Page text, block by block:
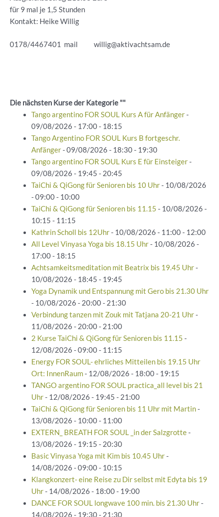
für 9 mal je 1,5 Stunden
Kontakt: Heike Willig
0178/4467401 mail willig@aktivachtsam.de
Die nächsten Kurse der Kategorie ""
Tango argentino FOR SOUL Kurs A für Anfänger-
09/08/2026 - 17:00 - 18:15
Tango Argentino FOR SOUL Kurs B fortgeschr.
Anfänger- 09/08/2026 - 18:30 - 19:30
Tango argentino FOR SOUL Kurs E für Einsteiger-
09/08/2026 - 19:45 - 20:45
TaiChi & QiGong für Senioren bis 10 Uhr- 10/08/2026
- 09:00 - 10:00
TaiChi & QiGong für Senioren bis 11.15 - 10/08/2026 -
10:15 - 11:15
Kathrin Scholl bis 12Uhr- 10/08/2026 - 11:00 - 12:00
All Level Vinyasa Yoga bis 18.15 Uhr- 10/08/2026 -
17:00 - 18:15
Achtsamkeitsmeditation mit Beatrix bis 19.45 Uhr-
10/08/2026 - 18:45 - 19:45
Yoga Dynamik und Entspannung mit Gero bis 21.30 Uhr
- 10/08/2026 - 20:00 - 21:30
Verbindung tanzen mit Zouk mit Tatjana 20-21 Uhr-
11/08/2026 - 20:00 - 21:00
2 Kurse TaiChi & QiGong für Senioren bis 11.15 -
12/08/2026 - 09:00 - 11:15
Energy FOR SOUL- ehrliches Mitteilen bis 19.15 Uhr
Ort: InnenRaum- 12/08/2026 - 18:00 - 19:15
TANGO argentino FOR SOUL practica_all level bis 21
Uhr- 12/08/2026 - 19:45 - 21:00
TaiChi & QiGong für Senioren bis 11 Uhr mit Martin-
13/08/2026 - 10:00 - 11:00
EXTERN_ BREATH FOR SOUL _in der Salzgrotte-
13/08/2026 - 19:15 - 20:30
Basic Vinyasa Yoga mit Kim bis 10.45 Uhr-
14/08/2026 - 09:00 - 10:15
Klangkonzert- eine Reise zu Dir selbst mit Edyta bis 19
Uhr- 14/08/2026 - 18:00 - 19:00
DANCE FOR SOUL longwave 100 min. bis 21.30 Uhr-
14/08/2026 - 19:30 - 21:30